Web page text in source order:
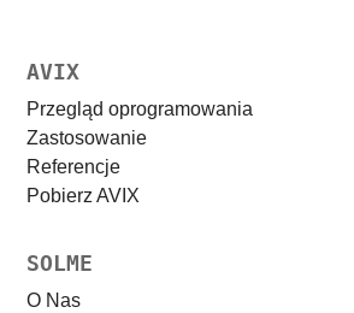
AVIX
Przegląd oprogramowania
Zastosowanie
Referencje
Pobierz AVIX
SOLME
O Nas